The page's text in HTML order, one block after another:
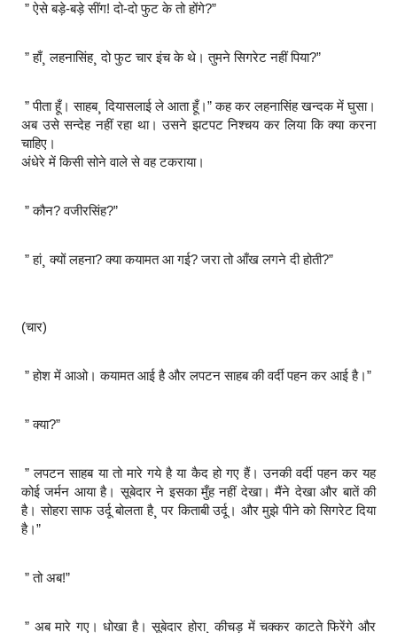
” ऐसे बड़े-बड़े सींग! दो-दो फुट के तो होंगे?”
” हाँ¸ लहनासिंह¸ दो फुट चार इंच के थे। तुमने सिगरेट नहीं पिया?”
” पीता हूँ। साहब¸ दियासलाई ले आता हूँ।” कह कर लहनासिंह खन्दक में घुसा।
अब उसे सन्देह नहीं रहा था। उसने झटपट निश्चय कर लिया कि क्या करना
चाहिए।
अंधेरे में किसी सोने वाले से वह टकराया।
” कौन? वजीरसिंह?”
” हां¸ क्यों लहना? क्या कयामत आ गई? जरा तो आँख लगने दी होती?”
(चार)
” होश में आओ। कयामत आई है और लपटन साहब की वर्दी पहन कर आई है।”
” क्या?”
” लपटन साहब या तो मारे गये है या कैद हो गए हैं। उनकी वर्दी पहन कर यह
कोई जर्मन आया है। सूबेदार ने इसका मुँह नहीं देखा। मैंने देखा और बातें की
है। सोहरा साफ उर्दू बोलता है¸ पर किताबी उर्दू। और मुझे पीने को सिगरेट दिया
है।”
” तो अब!”
” अब मारे गए। धोखा है। सूबेदार होरा¸ कीचड़ में चक्कर काटते फिरेंगे और